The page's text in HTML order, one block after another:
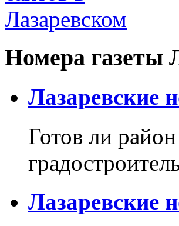
Номера газеты
Лазаревские
Готов ли
Лазаревские